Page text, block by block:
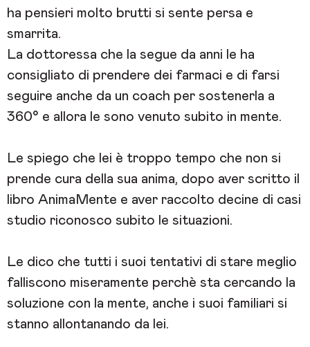
ha pensieri molto brutti si sente persa e
smarrita.
La dottoressa che la segue da anni le ha
consigliato di prendere dei farmaci e di farsi
seguire anche da un coach per sostenerla a
360° e allora le sono venuto subito in mente.
Le spiego che lei è troppo tempo che non si
prende cura della sua anima, dopo aver scritto il
libro AnimaMente e aver raccolto decine di casi
studio riconosco subito le situazioni.
Le dico che tutti i suoi tentativi di stare meglio
falliscono miseramente perchè sta cercando la
soluzione con la mente, anche i suoi familiari si
stanno allontanando da lei.